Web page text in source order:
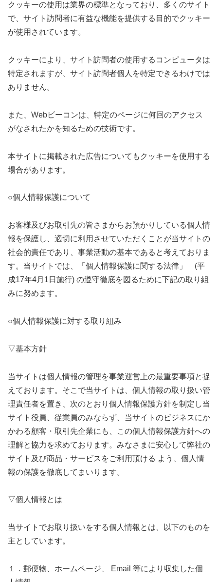
クッキーの使用は業界の標準となっており、多くのサイト
で、サイト訪問者に有益な機能を提供する目的でクッキー
が使用されています。
クッキーにより、サイト訪問者の使用するコンピュータは
特定されますが、サイト訪問者個人を特定できるわけでは
ありません。
また、Webビーコンは、特定のページに何回のアクセス
がなされたかを知るための技術です。
本サイトに掲載された広告についてもクッキーを使用する
場合があります。
○個人情報保護について
お客様及びお取引先の皆さまからお預かりしている個人情
報を保護し、適切に利用させていただくことが当サイトの
社会的責任であり、事業活動の基本であると考えておりま
す。当サイトでは、「個人情報保護に関する法律」 (平
成17年4月1日施行) の遵守徹底を図るために下記の取り組
みに努めます。
○個人情報保護に対する取り組み
▽基本方針
当サイトは個人情報の管理を事業運営上の最重要事項と捉
えております。そこで当サイトは、個人情報の取り扱い管
理責任者を置き、次のとおり個人情報保護方針を制定し当
サイト役員、従業員のみならず、当サイトのビジネスにか
かわる顧客・取引先企業にも、この個人情報保護方針への
理解と協力を求めております。みなさまに安心して弊社の
サイト及び商品・サービスをご利用頂ける よう、個人情
報の保護を徹底してまいります。
▽個人情報とは
当サイトでお取り扱いをする個人情報とは、以下のものを
主としています。
１．郵便物、ホームページ、 Email 等により収集した個